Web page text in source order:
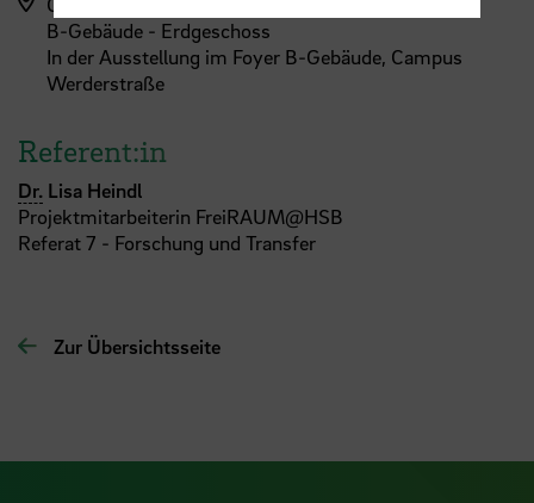
B-Gebäude - Erdgeschoss
In der Ausstellung im Foyer B-Gebäude, Campus
Werderstraße
Referent:in
Dr. Lisa Heindl
Projektmitarbeiterin FreiRAUM@HSB
Referat 7 - Forschung und Transfer
Zur Übersichtsseite